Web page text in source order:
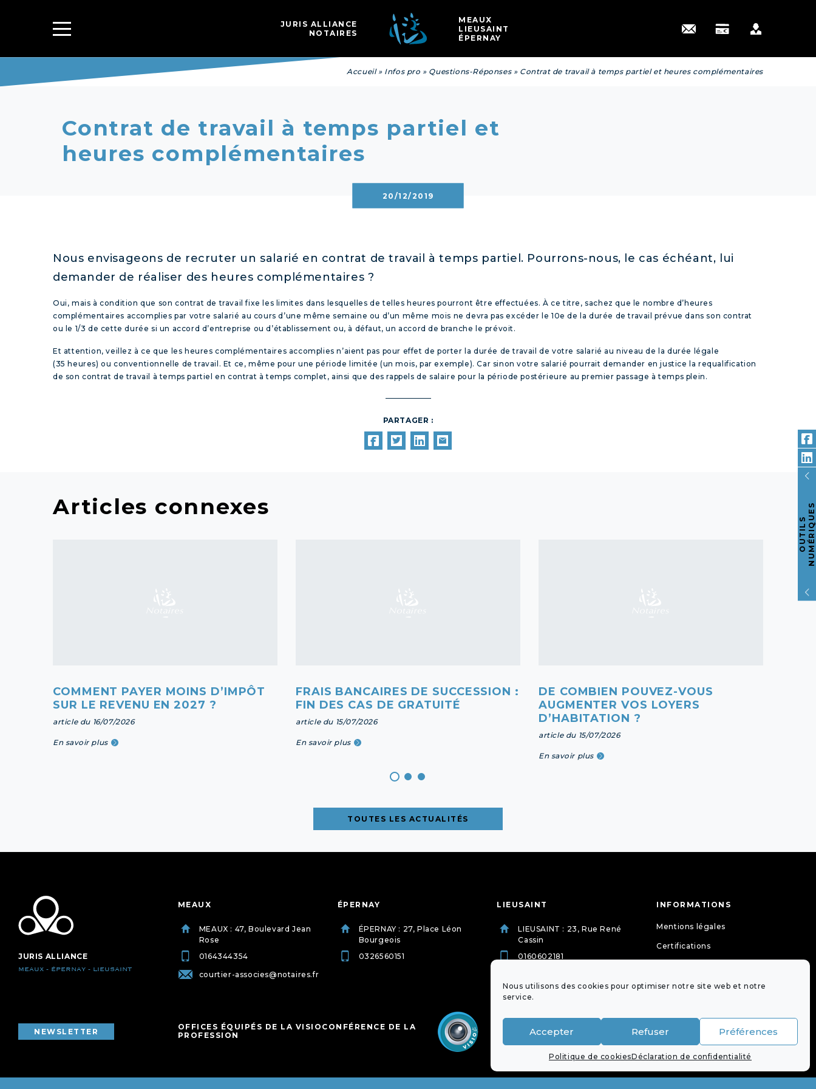
Nous utilisons des cookies pour optimiser notre site web et notre
service.
Accepter Refuser Préférences
Politique de cookiesDéclaration de confidentialité
JURIS ALLIANCE
NOTAIRES
MEAUX
LIEUSAINT
ÉPERNAY
Accueil» Infos pro » Questions-Réponses» Contrat de travail à temps partiel et heures complémentaires
Contrat de travail à temps partiel et
heures complémentaires
20/12/2019
Nous envisageons de recruter un salarié en contrat de travail à temps partiel. Pourrons-nous, le cas échéant, lui
demander de réaliser des heures complémentaires ?
Oui, mais à condition que son contrat de travail fixe les limites dans lesquelles de telles heures pourront être effectuées. À ce titre, sachez que le nombre d’heures
complémentaires accomplies par votre salarié au cours d’une même semaine ou d’un même mois ne devra pas excéder le 10e de la durée de travail prévue dans son contrat
ou le 1/3 de cette durée si un accord d’entreprise ou d’établissement ou, à défaut, un accord de branche le prévoit.
Et attention, veillez à ce que les heures complémentaires accomplies n’aient pas pour effet de porter la durée de travail de votre salarié au niveau de la durée légale
(35 heures) ou conventionnelle de travail. Et ce, même pour une période limitée (un mois, par exemple). Car sinon votre salarié pourrait demander en justice la requalification
de son contrat de travail à temps partiel en contrat à temps complet, ainsi que des rappels de salaire pour la période postérieure au premier passage à temps plein.
PARTAGER :
Articles connexes
COMMENT PAYER MOINS D’IMPÔT
SUR LE REVENU EN 2027 ?
article du 16/07/2026
En savoir plus
FRAIS BANCAIRES DE SUCCESSION :
FIN DES CAS DE GRATUITÉ
article du 15/07/2026
En savoir plus
DE COMBIEN POUVEZ-VOUS
AUGMENTER VOS LOYERS
D’HABITATION ?
article du 15/07/2026
En savoir plus
TOUTES LES ACTUALITÉS
JURIS ALLIANCE
MEAUX - ÉPERNAY - LIEUSAINT
MEAUX
MEAUX : 47, Boulevard Jean
Rose
0164344354
courtier-associes@notaires.fr
ÉPERNAY
ÉPERNAY : 27, Place Léon
Bourgeois
0326560151
LIEUSAINT
LIEUSAINT : 23, Rue René
Cassin
0160602181
dessus.77097@notaires.fr
INFORMATIONS
Mentions légales
Certifications
Guides pratiques
Déclaration de confidentialité (UE)
NEWSLETTER
OFFICES ÉQUIPÉS DE LA VISIOCONFÉRENCE DE LA
PROFESSION
O
U
T
I
L
S
N
U
M
É
R
I
Q
U
ES